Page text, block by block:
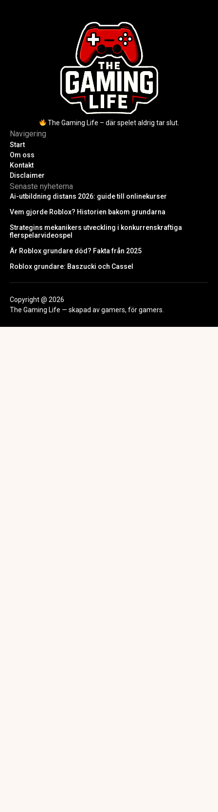
The Gaming Life – där spelet aldrig tar slut.
Navigering
Start
Om oss
Kontakt
Disclaimer
Senaste nyheterna
Ai-utbildning distans 2026: guide till onlinekurser
Vem gjorde Roblox? Historien bakom grundarna
Strategins mekanikers utveckling i konkurrenskraftiga
flerspelarvideospel
Är Roblox grundare död? Fakta från 2025
Roblox grundare: Baszucki och Cassel
Copyright @ 2026
The Gaming Life — skapad av gamers, för gamers.